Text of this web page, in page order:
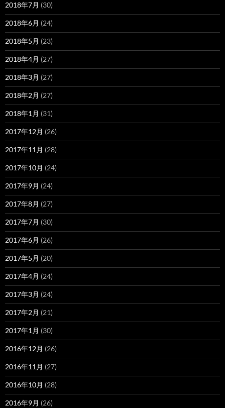
2018年7月 (30)
2018年6月 (24)
2018年5月 (23)
2018年4月 (27)
2018年3月 (27)
2018年2月 (27)
2018年1月 (31)
2017年12月 (26)
2017年11月 (28)
2017年10月 (24)
2017年9月 (24)
2017年8月 (27)
2017年7月 (30)
2017年6月 (26)
2017年5月 (20)
2017年4月 (24)
2017年3月 (24)
2017年2月 (21)
2017年1月 (30)
2016年12月 (26)
2016年11月 (27)
2016年10月 (28)
2016年9月 (26)